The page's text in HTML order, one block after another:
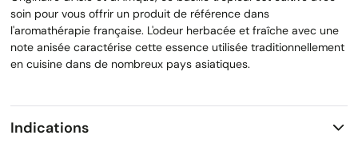
soin pour vous offrir un produit de référence dans
l'aromathérapie française. L'odeur herbacée et fraîche avec une
note anisée caractérise cette essence utilisée traditionnellement
en cuisine dans de nombreux pays asiatiques.
Indications